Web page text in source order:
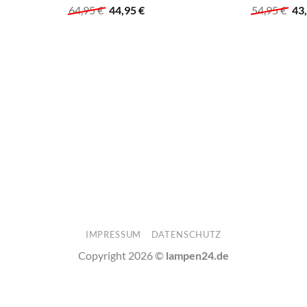
64,95€ Ursprünglicher
Preis
44,95€Aktueller
54,95€
IMPRESSUM DATENSCHUTZ
Copyright 2026 © lampen24.de